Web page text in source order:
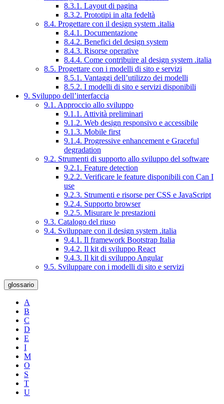
8.3.1. Layout di pagina
8.3.2. Prototipi in alta fedeltà
8.4. Progettare con il design system .italia
8.4.1. Documentazione
8.4.2. Benefici del design system
8.4.3. Risorse operative
8.4.4. Come contribuire al design system .italia
8.5. Progettare con i modelli di sito e servizi
8.5.1. Vantaggi dell’utilizzo dei modelli
8.5.2. I modelli di sito e servizi disponibili
9. Sviluppo dell’interfaccia
9.1. Approccio allo sviluppo
9.1.1. Attività preliminari
9.1.2. Web design responsivo e accessibile
9.1.3. Mobile first
9.1.4. Progressive enhancement e Graceful
degradation
9.2. Strumenti di supporto allo sviluppo del software
9.2.1. Feature detection
9.2.2. Verificare le feature disponibili con Can I
use
9.2.3. Strumenti e risorse per CSS e JavaScript
9.2.4. Supporto browser
9.2.5. Misurare le prestazioni
9.3. Catalogo del riuso
9.4. Sviluppare con il design system .italia
9.4.1. Il framework Bootstrap Italia
9.4.2. Il kit di sviluppo React
9.4.3. Il kit di sviluppo Angular
9.5. Sviluppare con i modelli di sito e servizi
glossario
A
B
C
D
E
I
M
O
S
T
U